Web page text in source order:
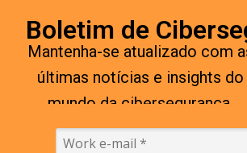
Boletim de
Mantenha-se atualizado com
últimas notícias e insights do
mundo da cibersegurança.